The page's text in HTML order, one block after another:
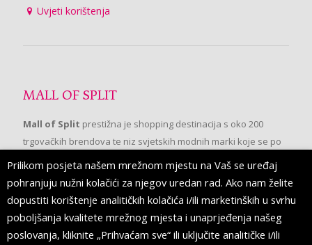
Uvjeti korištenja
MALL OF SPLIT
Mall of Split prestižna je shopping destinacija s oko 200
trgovačkih brendova te niz svjetskih modnih marki koje se po
prvi put pojavljuju u Splitu.
PRATITE NAS
Prilikom posjeta našem mrežnom mjestu na Vaš se uređaj
pohranjuju nužni kolačići za njegov uredan rad. Ako nam želite
dopustiti korištenje analitičkih kolačića i/ili marketinških u svrhu
poboljšanja kvalitete mrežnog mjesta i unaprjeđenja našeg
poslovanja, kliknite „Prihvaćam sve“ ili uključite analitičke i/ili